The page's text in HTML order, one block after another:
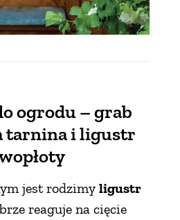
ogrodu – grab
tarnina i ligustr
jest rodzimy ligustr
reaguje na cięcie